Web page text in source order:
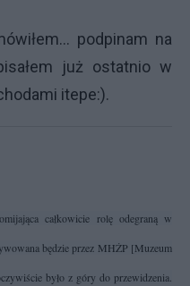
podpinam na
już ostatnio w
itepe:).
całkowicie rolę odegraną w
będzie przez MHŻP [Muzeum
było z góry do przewidzenia.